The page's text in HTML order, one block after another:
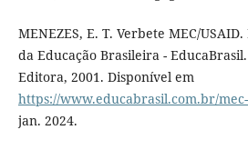
MENEZES, E. T. Verbete MEC/
da Educação Brasileira -
Editora, 2001. Disponível em
https://www.educabrasil.com.br/
jan. 2024.